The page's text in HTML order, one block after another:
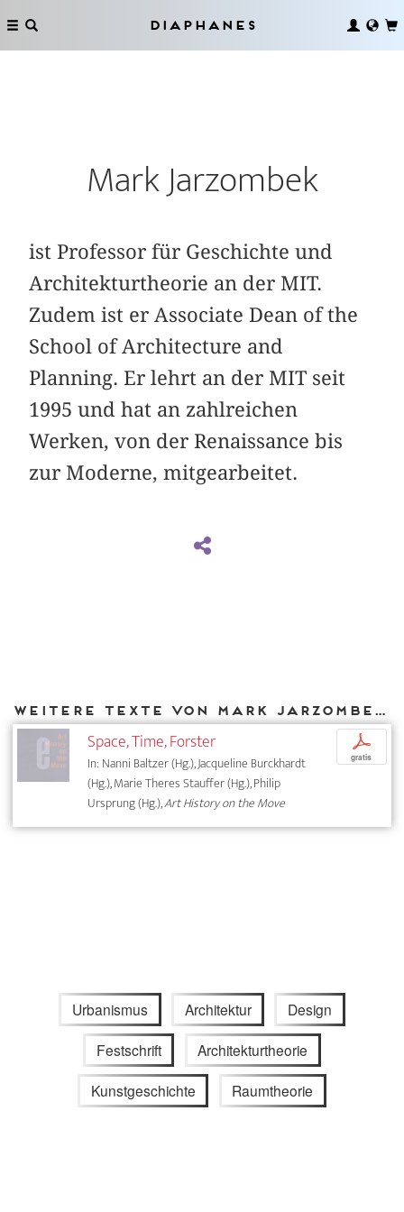
Diaphanes
Mark Jarzombek
ist Professor für Geschichte und
Architekturtheorie an der MIT.
Zudem ist er Associate Dean of the
School of Architecture and
Planning. Er lehrt an der MIT seit
1995 und hat an zahlreichen
Werken, von der Renaissance bis
zur Moderne, mitgearbeitet.
Weitere Texte von Mark Jarzombek bei DIAPHANES
Space, Time, Forster
In: Nanni Baltzer (Hg.), Jacqueline Burckhardt
(Hg.), Marie Theres Stauffer (Hg.), Philip
Ursprung (Hg.),Art History on the Move
p
gratis
Urbanismus Architektur Design
Festschrift Architekturtheorie
Kunstgeschichte Raumtheorie